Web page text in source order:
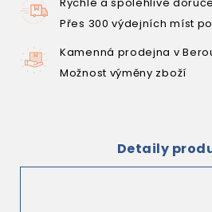
Přes 300 výdejních míst
Kamenná prodejna v
Možnost výměny zboží
Detaily